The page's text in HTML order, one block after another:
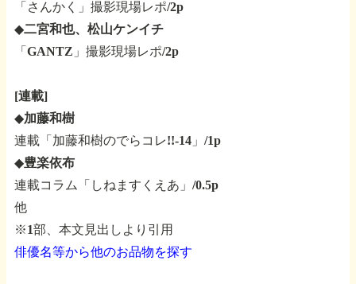
「さんかく」撮影現場レポ/2p
◆二宮和也、松山ケンイチ
「GANTZ」撮影現場レポ/2p
[連載]
◆加藤和樹
連載「加藤和樹のでらコレ!!-14」/1p
◆豊楽依布
連載コラム「しねますくえあ」/0.5p
他
※1部、本文見出しより引用
俳優名等から他のお品物を探す